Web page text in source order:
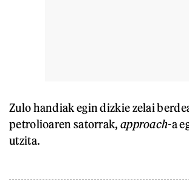
Zulo handiak egin dizkie zelai
petrolioaren satorrak, approach-a
utzita.